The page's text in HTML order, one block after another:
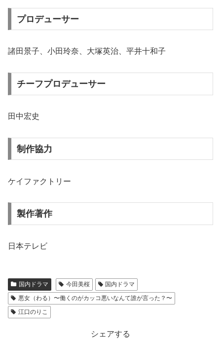
プロデューサー
諸田景子、小田玲奈、大塚英治、平井十和子
チーフプロデューサー
田中宏史
制作協力
ケイファクトリー
製作著作
日本テレビ
国内ドラマ 今田美桜
国内ドラマ
悪女（わる）〜働くのがカッコ悪いなんて誰が言った？〜
江口のりこ
シェアする